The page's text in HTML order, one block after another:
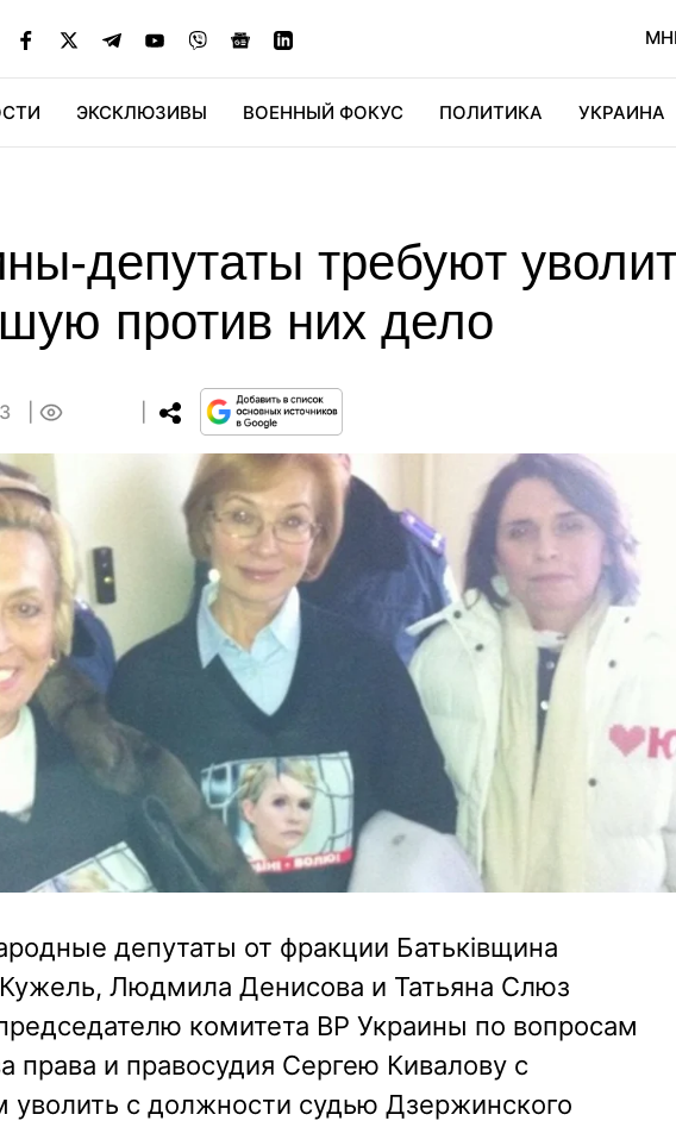
ЭКСКЛЮЗИВЫ ВОЕННЫЙ ФОКУС ПОЛИТИКА УКРАИНА
депутаты требуют
против них дело
депутаты от фракции Батьківщина
Людмила Денисова и Татьяна Слюз
комитета ВР Украины по вопросам
права и правосудия Сергею Кивалову с
уволить с должности судью Дзержинского